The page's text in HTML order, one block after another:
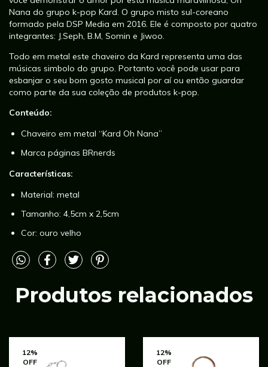
Nana do grupo k-pop Kard. O grupo misto sul-coreano
formado pela DSP Media em 2016. Ele é composto por quatro
integrantes: J.Seph, B.M, Somin e Jiwoo.
Todo em metal este chaveiro da Kard representa uma das
músicas simbolo do grupo. Portanto você pode usar para
esbanjar o seu bom gosto musical por aí ou então guardar
como parte da sua coleção de produtos k-pop.
Conteúdo:
Chaveiro em metal “Kard Oh Nana”
Marca páginas BRnerds
Características:
Material: metal
Tamanho: 4,5cm x 2,5cm
Cor: ouro velho
Produtos relacionados
12%
OFF
12%
OFF